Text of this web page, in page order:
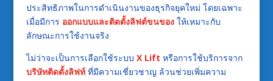
ประสิทธิภาพในการดำเนินงานของธุรกิจยุคใหม่ โดยเฉพาะ
เมื่อมีการ ออกแบบและติดตั้งลิฟต์ขนของให้เหมาะกับ
ลักษณะการใช้งานจริง
ไม่ว่าจะเป็นการเลือกใช้ระบบ X Lift หรือการใช้บริการจาก
บริษัทติดตั้งลิฟท์ที่มีความเชี่ยวชาญ ล้วนช่วยเพิ่มความ